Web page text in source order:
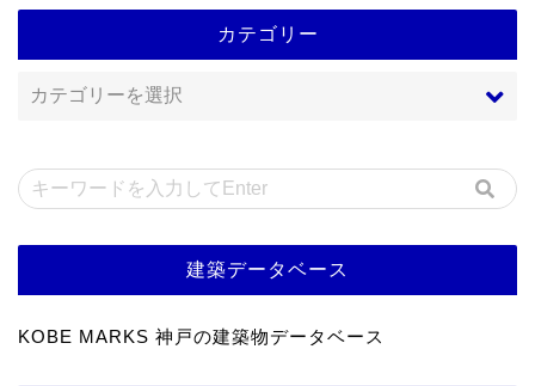
カテゴリー
建築データベース
KOBE MARKS 神戸の建築物データベース